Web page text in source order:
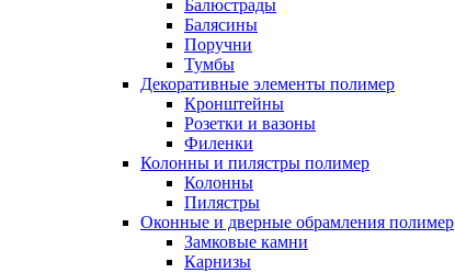
Балюстрады
Балясины
Поручни
Тумбы
Декоративные элементы полимер
Кронштейны
Розетки и вазоны
Филенки
Колонны и пилястры полимер
Колонны
Пилястры
Оконные и дверные обрамления полимер
Замковые камни
Карнизы